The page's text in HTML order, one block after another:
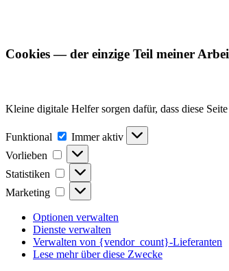
Cookies — der einzige Teil meiner
Kleine digitale Helfer sorgen dafür, dass diese
Funktional Funktional
Immer aktiv
Vorlieben
Vorlieben
Statistiken Statistiken
Marketing Marketing
Optionen verwalten
Dienste verwalten
Verwalten von {vendor_count}-Lieferanten
Lese mehr über diese Zwecke